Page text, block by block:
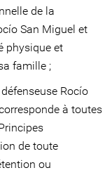
de la
San Miguel et
physique et
famille ;
Rocío
à toutes
de toute
ou